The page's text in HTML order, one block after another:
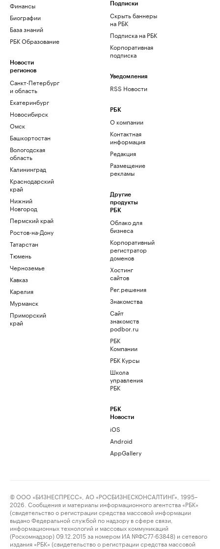
Финансы
Биографии
База знаний
РБК Образование
Новости
регионов
Санкт-Петербург
и область
Екатеринбург
Новосибирск
Омск
Башкортостан
Вологодская
область
Калининград
Краснодарский
край
Нижний
Новгород
Пермский край
Ростов-на-Дону
Татарстан
Тюмень
Черноземье
Кавказ
Карелия
Мурманск
Приморский
край
Подписки
Скрыть баннеры
на РБК
Подписка на РБК
Корпоративная
подписка
Уведомления
RSS Новости
РБК
О компании
Контактная
информация
Редакция
Размещение
рекламы
Другие
продукты
РБК
Облако для
бизнеса
Корпоративный
регистратор
доменов
Хостинг
сайтов
Рег.решения
Знакомства
Сайт
знакомств
podbor.ru
РБК
Компании
РБК Курсы
Школа
управления
РБК
РБК
Новости
iOS
Android
AppGallery
© ООО «БИЗНЕСПРЕСС», АО «РОСБИЗНЕСКОНСАЛТИНГ», 1995–
2026. Сообщения и материалы информационного агентства «РБК»
(свидетельство о регистрации средства массовой информации
выдано Федеральной службой по надзору в сфере связи,
информационных технологий и массовых коммуникаций
(Роскомнадзор) 09.12.2015 за номером ИА №ФС77-63848) и сетевого
издания «РБК» (свидетельство о регистрации средства массовой